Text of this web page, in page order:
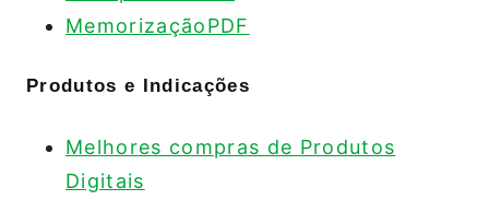
MemorizaçãoPDF
Produtos e Indicações
Melhores compras de Produtos
Digitais